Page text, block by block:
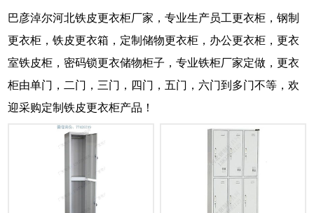
巴彦淖尔河北铁皮更衣柜厂家，专业生产员工更衣柜，钢制
更衣柜，铁皮更衣箱，定制储物更衣柜，办公更衣柜，更衣
室铁皮柜，密码锁更衣储物柜子，专业铁柜厂家定做，更衣
柜由单门，二门，三门，四门，五门，六门到多门不等，欢
迎采购定制铁皮更衣柜产品！